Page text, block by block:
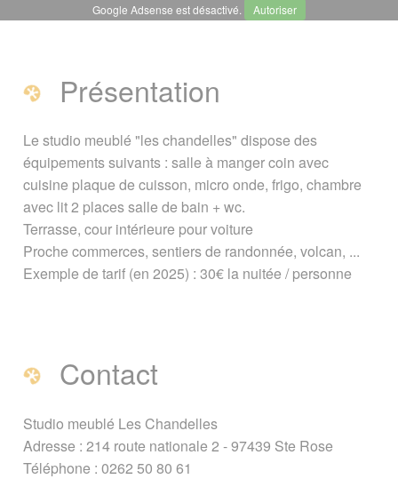
A voir également
Page créée le 24 juillet 2020. Dernière
mise à jour le 14 mai 2025
Vous êtes ici :Accueil/Guide Tourisme/
Signaler une erreur ou Proposer une
Google Adsense est désactivé. Autoriser
Présentation
Le studio meublé "les chandelles" dispose des
équipements suivants : salle à manger coin avec
cuisine plaque de cuisson, micro onde, frigo, chambre
avec lit 2 places salle de bain + wc.
Terrasse, cour intérieure pour voiture
Proche commerces, sentiers de randonnée, volcan, ...
Exemple de tarif (en 2025) : 30€ la nuitée / personne
Contact
Studio meublé Les Chandelles
Adresse : 214 route nationale 2 - 97439 Ste Rose
Téléphone : 0262 50 80 61